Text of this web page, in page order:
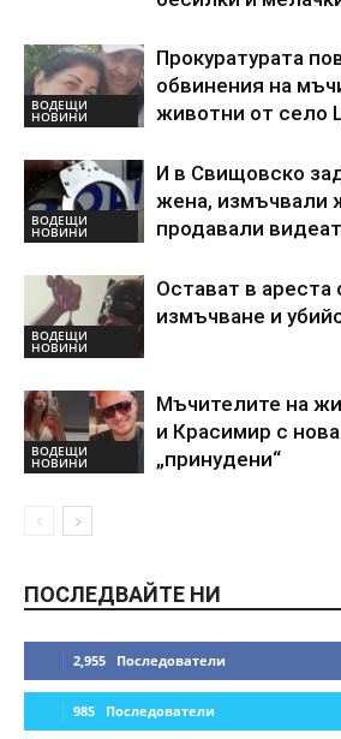
ВОДЕЩИ
НОВИНИ
Прокуратурата
обвинения на
животни от село
ВОДЕЩИ
НОВИНИ
И в Свищовско
жена, измъчвали
продавали
ВОДЕЩИ
НОВИНИ
Остават в ареста
измъчване и
ВОДЕЩИ
НОВИНИ
Мъчителите на
и Красимир с
„принудени“
ПОСЛЕДВАЙТЕ НИ
2,955 Последователи
985 Последователи